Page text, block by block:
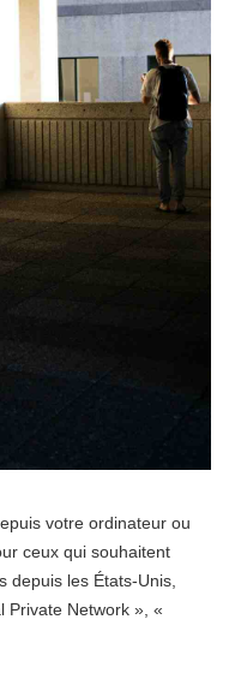
votre ordinateur ou
ceux qui souhaitent
depuis les États-Unis,
Private Network », «